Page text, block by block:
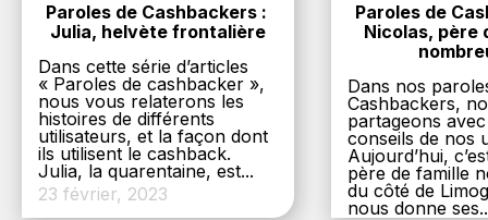
Paroles de Cashbackers :
Julia, helvète frontalière
Dans cette série d’articles
« Paroles de cashbacker »,
nous vous relaterons les
histoires de différents
utilisateurs, et la façon dont
ils utilisent le cashback.
Julia, la quarentaine, est...
23 février, 2023
Paroles de
Nicolas, père
Dans nos
Cashbackers,
partageons
conseils de nos
Aujourd’hui,
père de famille
du côté de
nous donne